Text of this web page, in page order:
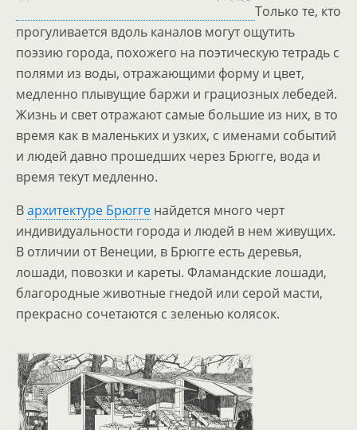
Только те, кто
прогуливается вдоль каналов могут ощутить
поэзию города, похожего на поэтическую тетрадь с
полями из воды, отражающими форму и цвет,
медленно плывущие баржи и грациозных лебедей.
Жизнь и свет отражают самые большие из них, в то
время как в маленьких и узких, с именами событий
и людей давно прошедших через Брюгге, вода и
время текут медленно.
Вархитектуре Брюгге найдется много черт
индивидуальности города и людей в нем живущих.
В отличии от Венеции, в Брюгге есть деревья,
лошади, повозки и кареты. Фламандские лошади,
благородные животные гнедой или серой масти,
прекрасно сочетаются с зеленью колясок.